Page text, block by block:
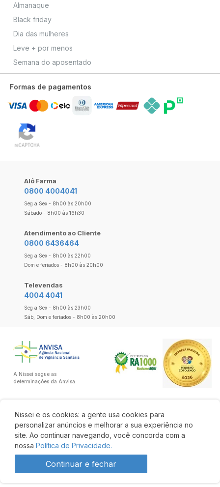
Nissei e os cookies: a gente usa cookies para
personalizar anúncios e melhorar a sua experiência no
site. Ao continuar navegando, você concorda com a
nossa Política de Privacidade.
Continuar e fechar
Almanaque
Black friday
Dia das mulheres
Leve + por menos
Semana do aposentado
Formas de pagamentos
Alô Farma
0800 4004041
Seg a Sex - 8h00 às 20h00
Sábado - 8h00 às 16h30
Atendimento ao Cliente
0800 6436464
Seg a Sex - 8h00 às 22h00
Dom e feriados - 8h00 às 20h00
Televendas
4004 4041
Seg a Sex - 8h00 às 23h00
Sáb, Dom e feriados - 8h00 às 20h00
A Nissei segue as
determinações da Anvisa.